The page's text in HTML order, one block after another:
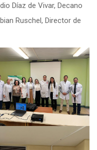
Díaz de Vivar, Decano
Ruschel, Director de